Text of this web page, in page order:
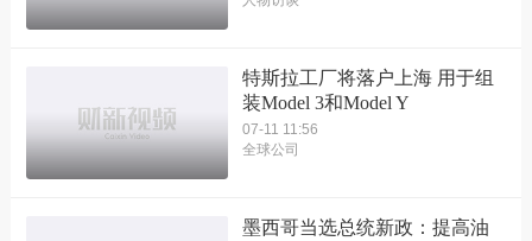
特斯拉工厂将落户上海 用于组
装Model 3和Model Y
07-11 11:56
全球公司
墨西哥当选总统新政：提高油